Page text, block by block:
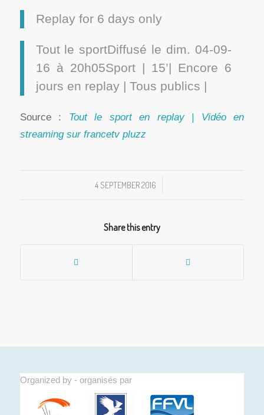
Replay for 6 days only
Tout le sportDiffusé le dim. 04-09-
16 à 20h05Sport | 15’| Encore 6
jours en replay | Tous publics |
Source : Tout le sport en replay | Vidéo en
streaming sur francetv pluzz
4 SEPTEMBER 2016
/
Share this entry
Organized by - organisés par